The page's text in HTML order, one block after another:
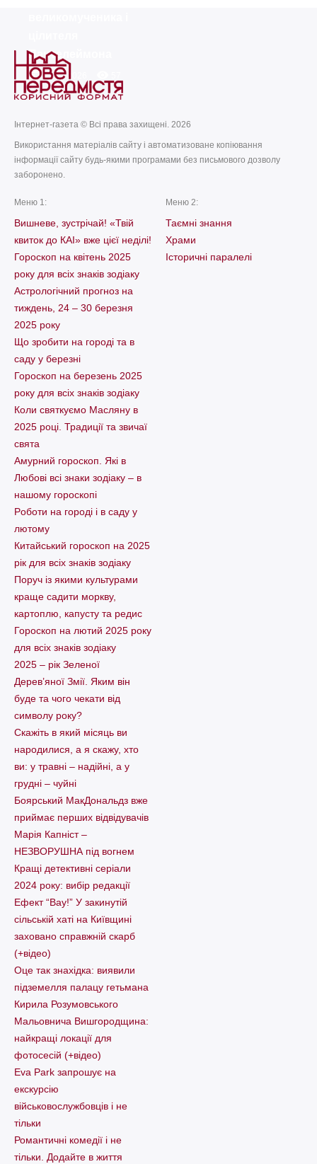
Пантелеймона
today27.07.2026
Інтернет-газета © Всі права захищені. 2026
Використання матеріалів сайту і автоматизоване копіювання
інформації сайту будь-якими програмами без письмового дозволу
заборонено.
Меню 1:
Вишневе, зустрічай! «Твій
квиток до КАІ» вже цієї неділі!
Гороскоп на квітень 2025
року для всіх знаків зодіаку
Астрологічний прогноз на
тиждень, 24 – 30 березня
2025 року
Що зробити на городі та в
саду у березні
Гороскоп на березень 2025
року для всіх знаків зодіаку
Коли святкуємо Масляну в
2025 році. Традиції та звичаї
свята
Амурний гороскоп. Які в
Любові всі знаки зодіаку – в
нашому гороскопі
Pоботи на городі і в саду у
лютому
Китайський гороскоп на 2025
рік для всіх знаків зодіаку
Поруч із якими культурами
краще садити моркву,
картоплю, капусту та редис
Гороскоп на лютий 2025 року
для всіх знаків зодіаку
2025 – рік Зеленої
Дерев’яної Змії. Яким він
буде та чого чекати від
символу року?
Скажіть в який місяць ви
народилися, а я скажу, хто
ви: у травні – надійні, а у
грудні – чуйні
Боярський МакДональдз вже
приймає перших відвідувачів
Марія Капніст –
НЕЗВОРУШНА під вогнем
Кращі детективні серіали
2024 року: вибір редакції
Ефект “Вау!” У закинутій
сільській хаті на Київщині
заховано справжній скарб
(+відео)
Оце так знахідка: виявили
підземелля палацу гетьмана
Кирила Розумовського
Мальовнича Вишгородщина:
найкращі локації для
фотосесій (+відео)
Eva Park запрошує на
екскурсію
військовослужбовців і не
тільки
Романтичні комедії і не
тільки. Додайте в життя
Меню 2:
Таємні знання
Храми
Історичні паралелі